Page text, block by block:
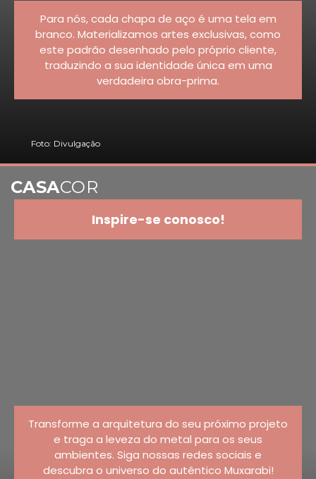
Para nós, cada chapa de aço é uma tela em
branco. Materializamos artes exclusivas, como
este padrão desenhado pelo próprio cliente,
traduzindo a sua identidade única em uma
verdadeira obra-prima.
Foto: Divulgação
Inspire-se conosco!
Transforme a arquitetura do seu próximo projeto
e traga a leveza do metal para os seus
ambientes. Siga nossas redes sociais e
descubra o universo do autêntico Muxarabi!
CASACOR